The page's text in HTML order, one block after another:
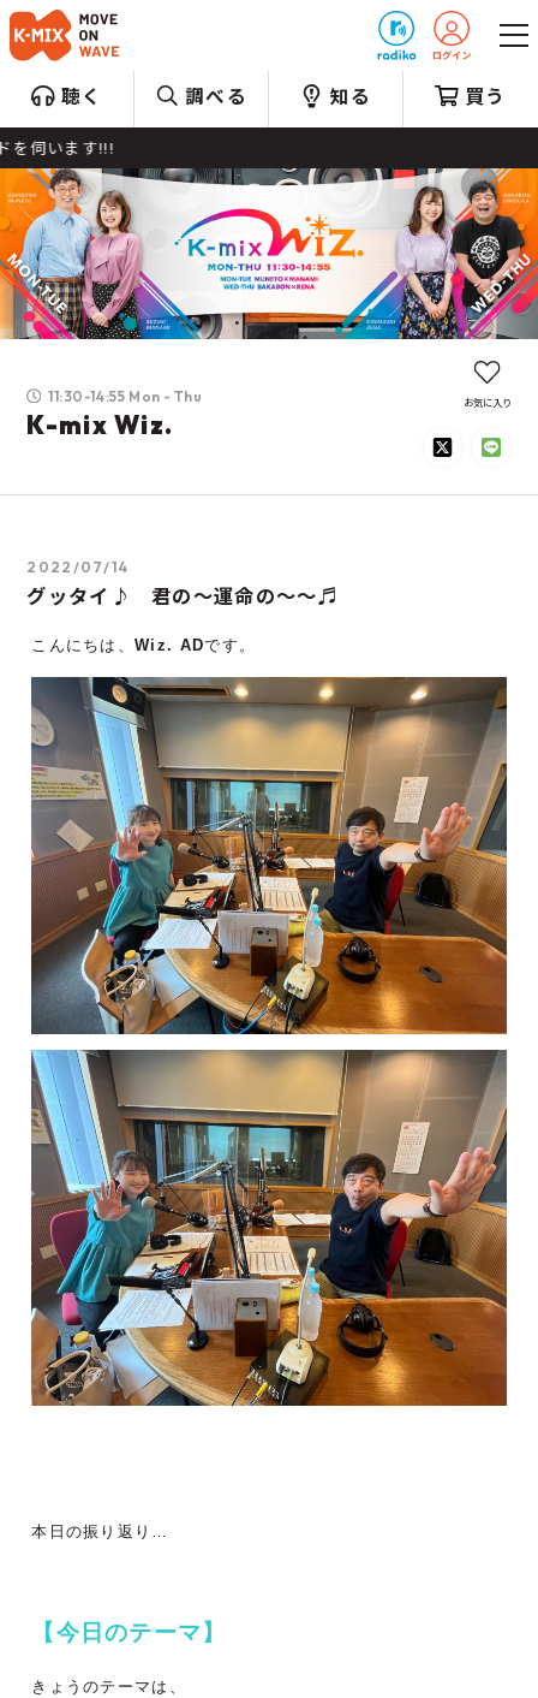
聴く 調べる 知る 買う
11:30-14:55 Mon - Thu
K-mix Wiz.
お気に入り
2022/07/14
グッタイ♪ 君の～運命の～～♬
こんにちは、Wiz. ADです。
本日の振り返り…
【今日のテーマ】
きょうのテーマは、